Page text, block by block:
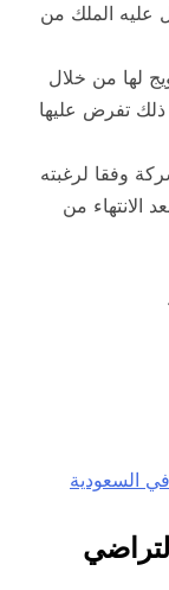
عليه الملك من
لها من خلال
تفرض عليها
وفقا لرغبته
الانتهاء من
السعودية